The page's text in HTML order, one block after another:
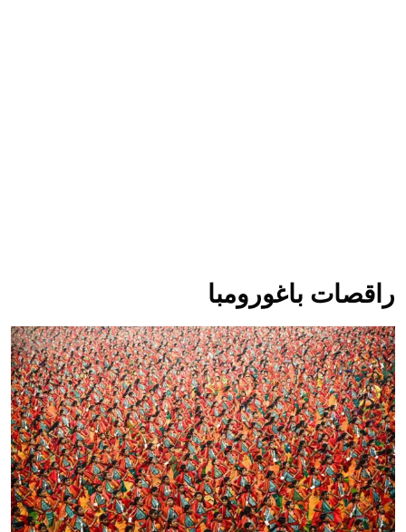
راقصات باغورومبا